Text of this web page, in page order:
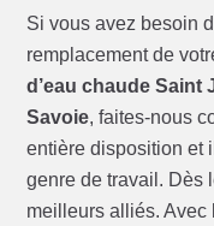
Si vous avez besoin
remplacement de
d’eau chaude Saint
Savoie, faites-nous
entière disposition et
genre de travail. Dès
meilleurs alliés. Avec